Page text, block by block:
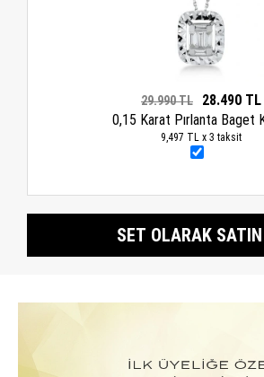
29.990 TL
28.490 TL
0,15 Karat Pırlanta Baget
9,497 TL x 3 taksit
SET OLARAK